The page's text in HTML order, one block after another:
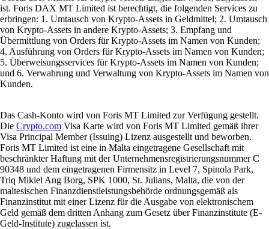
ist. Foris DAX MT Limited ist berechtigt, die folgenden Services zu
erbringen: 1. Umtausch von Krypto-Assets in Geldmittel; 2. Umtausch
von Krypto-Assets in andere Krypto-Assets; 3. Empfang und
Übermittlung von Orders für Krypto-Assets im Namen von Kunden;
4. Ausführung von Orders für Krypto-Assets im Namen von Kunden;
5. Überweisungsservices für Krypto-Assets im Namen von Kunden;
und 6. Verwahrung und Verwaltung von Krypto-Assets im Namen von
Kunden.
Das Cash-Konto wird von Foris MT Limited zur Verfügung gestellt.
Die Crypto.com Visa Karte wird von Foris MT Limited gemäß ihrer
Visa Principal Member (Issuing) Lizenz ausgestellt und beworben.
Foris MT Limited ist eine in Malta eingetragene Gesellschaft mit
beschränkter Haftung mit der Unternehmensregistrierungsnummer C
90348 und dem eingetragenen Firmensitz in Level 7, Spinola Park,
Triq Mikiel Ang Borg, SPK 1000, St. Julians, Malta, die von der
maltesischen Finanzdienstleistungsbehörde ordnungsgemäß als
Finanzinstitut mit einer Lizenz für die Ausgabe von elektronischem
Geld gemäß dem dritten Anhang zum Gesetz über Finanzinstitute (E-
Geld-Institute) zugelassen ist.